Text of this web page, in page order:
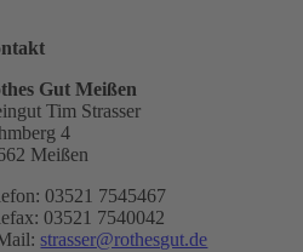
Gut Meißen
Tim Strasser
4
Meißen
03521 7545467
03521 7540042
strasser@rothesgut.de